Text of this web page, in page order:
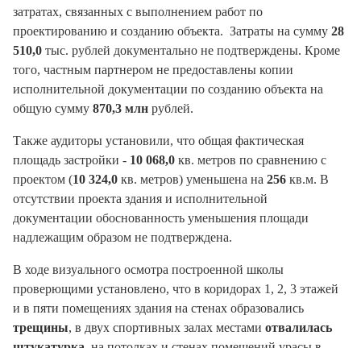
затратах, связанных с выполнением работ по
проектированию и созданию объекта. Затраты на сумму 28
510,0 тыс. рублей документально не подтверждены. Кроме
того, частным партнером не предоставлены копии
исполнительной документации по созданию объекта на
общую сумму 870,3 млн рублей.
Также аудиторы установили, что общая фактическая
площадь застройки - 10 068,0 кв. метров по сравнению с
проектом (10 324,0 кв. метров) уменьшена на 256 кв.м. В
отсутствии проекта здания и исполнительной
документации обоснованность уменьшения площади
надлежащим образом не подтверждена.
В ходе визуального осмотра построенной школы
проверющими установлено, что в коридорах 1, 2, 3 этажей
и в пяти помещениях здания на стенах образовались
трещины, в двух спортивных залах местами отвалилась